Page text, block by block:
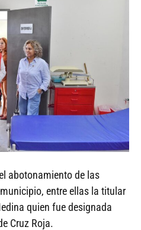
abotonamiento de las
entre ellas la titular
quien fue designada
Cruz Roja.